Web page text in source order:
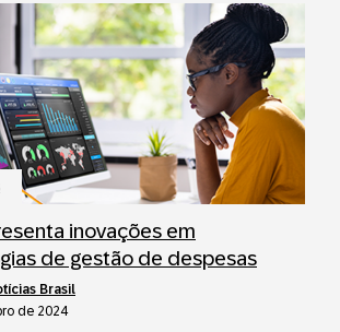
inovações em
de gestão de despesas
Brasil
de 2024